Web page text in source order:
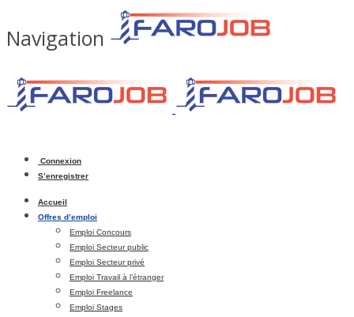
Navigation
Connexion
S’enregistrer
Accueil
Offres d’emploi
Emploi Concours
Emploi Secteur public
Emploi Secteur privé
Emploi Travail à l’étranger
Emploi Freelance
Emploi Stages